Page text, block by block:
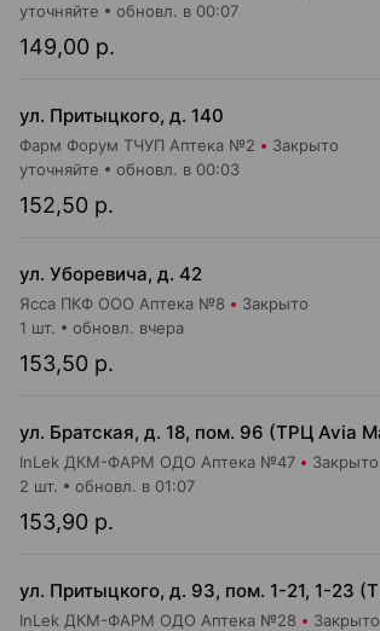
149,00 р.
уточняйте обновл. в 00:07
ул. Притыцкого, д. 140
Фарм Форум ТЧУП Аптека №2 Закрыто
152,50 р.
уточняйте обновл. в 00:03
ул. Уборевича, д. 42
Ясса ПКФ ООО Аптека №8 Закрыто
153,50 р.
1 шт. обновл. вчера
InLek ДКМ-ФАРМ ОДО Аптека №47 Закрыто
153,90 р.
2 шт. обновл. в 01:07
InLek ДКМ-ФАРМ ОДО Аптека №28 Закрыто